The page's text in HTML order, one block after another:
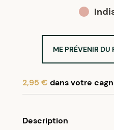
ME PRÉVENIR DU
2,95 € dans votre
Description